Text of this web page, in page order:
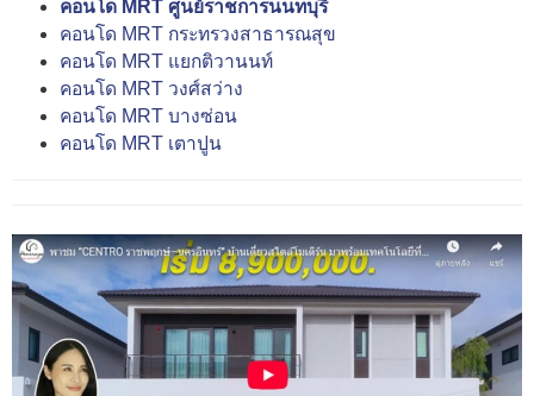
คอนโด MRT ศูนย์ราชการนนทบุรี
คอนโด MRT กระทรวงสาธารณสุข
คอนโด MRT แยกติวานนท์
คอนโด MRT วงศ์สว่าง
คอนโด MRT บางซ่อน
คอนโด MRT เตาปูน